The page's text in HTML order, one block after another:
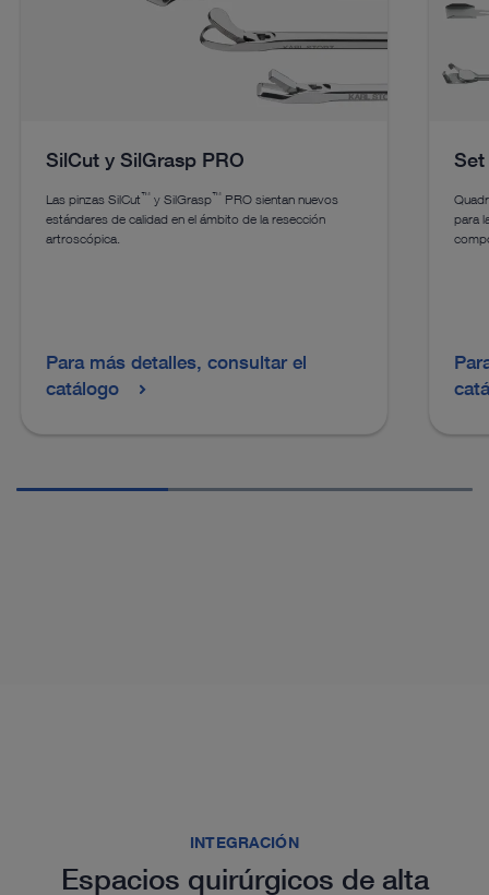
SilCut y SilGrasp PRO
Las pinzas SilCut™ y SilGrasp™ PRO sientan nuevos
estándares de calidad en el ámbito de la resección
artroscópica.
Para más detalles, consultar el
catálogo
para
INTEGRACIÓN
Espacios quirúrgicos de alta